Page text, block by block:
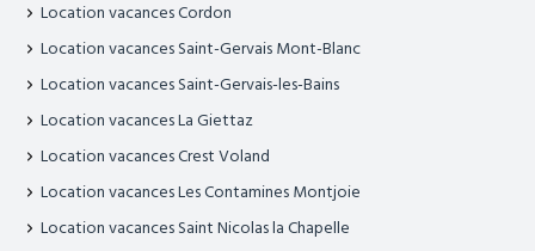
Location vacances Cordon
Location vacances Saint-Gervais Mont-Blanc
Location vacances Saint-Gervais-les-Bains
Location vacances La Giettaz
Location vacances Crest Voland
Location vacances Les Contamines Montjoie
Location vacances Saint Nicolas la Chapelle